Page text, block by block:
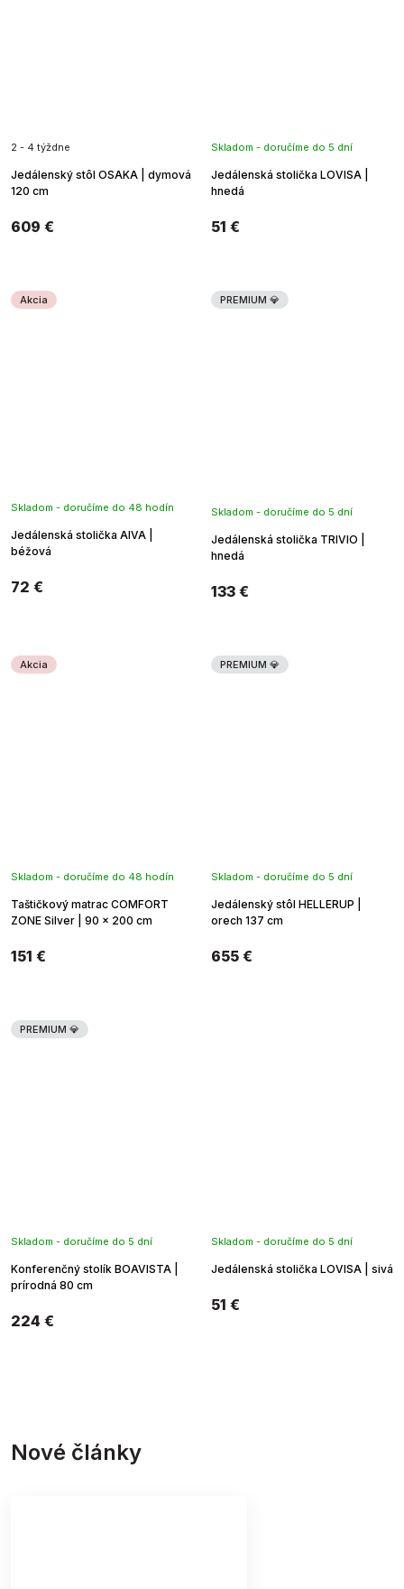
Jedálenský stôl OSAKA | dymová
120 cm
2 - 4 týždne
609 €
Jedálenská stolička LOVISA |
hnedá
Skladom - doručíme do 5 dní
51 €
Akcia
Jedálenská stolička AIVA |
béžová
Skladom - doručíme do 48 hodín
72 €
PREMIUM 💎
Jedálenská stolička TRIVIO |
hnedá
Skladom - doručíme do 5 dní
133 €
Akcia
Taštičkový matrac COMFORT
ZONE Silver | 90 x 200 cm
Skladom - doručíme do 48 hodín
151 €
PREMIUM 💎
Jedálenský stôl HELLERUP |
orech 137 cm
Skladom - doručíme do 5 dní
655 €
PREMIUM 💎
Konferenčný stolík BOAVISTA |
prírodná 80 cm
Skladom - doručíme do 5 dní
224 €
Jedálenská stolička LOVISA | sivá
Skladom - doručíme do 5 dní
51 €
Nové články